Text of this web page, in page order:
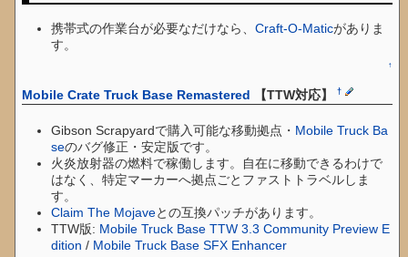
携帯式の作業台が必要なだけなら、Craft-O-Maticがありま
す。
↑
Mobile Crate Truck Base Remastered 【TTW対応】†
Gibson Scrapyardで購入可能な移動拠点・ Mobile Truck Ba
seのバグ修正・安定版です。
火炎放射器の燃料で稼働します。自在に移動できるわけで
はなく、特定マーカーへ拠点ごとファストトラベルしま
す。
Claim The Mojaveとの互換パッチがあります。
TTW版: Mobile Truck Base TTW 3.3 Community Preview E
dition / Mobile Truck Base SFX Enhancer